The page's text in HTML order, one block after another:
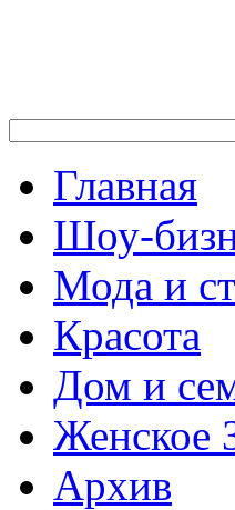
Главная
Шоу-
Мода и
Красота
Дом и
Женское
Архив